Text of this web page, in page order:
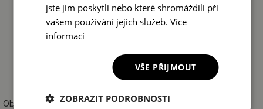
Obdélníkové dekorační zrcadlo
Kulaté zrcadlo s potiskem
jste jim poskytli nebo které shromáždili při
vašem používání jejich služeb. Více
informací
VŠE PŘIJMOUT
ZOBRAZIT PODROBNOSTI